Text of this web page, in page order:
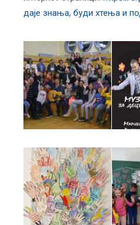
даје знања, буди хтења и